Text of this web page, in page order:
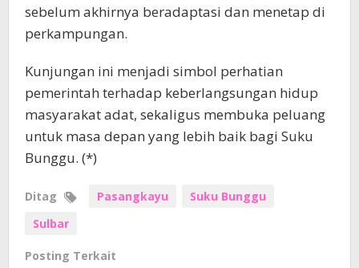
sebelum akhirnya beradaptasi dan menetap di
perkampungan.
Kunjungan ini menjadi simbol perhatian
pemerintah terhadap keberlangsungan hidup
masyarakat adat, sekaligus membuka peluang
untuk masa depan yang lebih baik bagi Suku
Bunggu. (*)
Ditag Pasangkayu
Suku Bunggu
Sulbar
Posting Terkait